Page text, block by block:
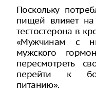
Поскольку
пищей влияет
тестостерона в
«Мужчинам с
мужского
пересмотреть
перейти к
питанию».